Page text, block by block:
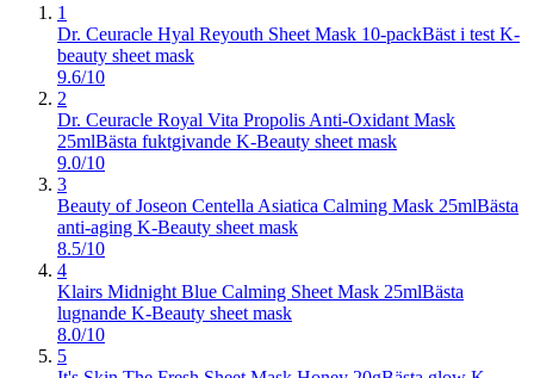
1
Dr. Ceuracle Hyal Reyouth Sheet Mask 10-packBäst i test K-
beauty sheet mask
9.6/10
2
Dr. Ceuracle Royal Vita Propolis Anti-Oxidant Mask
25mlBästa fuktgivande K-Beauty sheet mask
9.0/10
3
Beauty of Joseon Centella Asiatica Calming Mask 25mlBästa
anti-aging K-Beauty sheet mask
8.5/10
4
Klairs Midnight Blue Calming Sheet Mask 25mlBästa
lugnande K-Beauty sheet mask
8.0/10
5